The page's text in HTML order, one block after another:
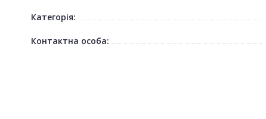
Категорія:
Контактна особа: